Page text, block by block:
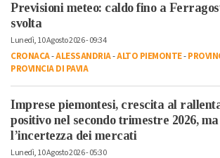
Previsioni meteo: caldo fino a
svolta
Lunedì, 10 Agosto 2026 - 09:34
CRONACA-ALESSANDRIA-ALTO PIEMONTE-
PROVINCIA DI PAVIA
Imprese piemontesi, crescita al
positivo nel secondo trimestre 2026,
l’incertezza dei mercati
Lunedì, 10 Agosto 2026 - 05:30